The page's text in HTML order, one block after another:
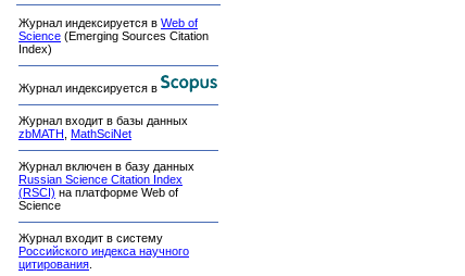
Журнал индексируется в Web of
Science (Emerging Sources Citation
Index)
Журнал индексируется в
Журнал входит в базы данных
zbMATH
MathSciNet
Журнал включен в базу данных
Russian Science Citation Index
(RSCI) на платформе Web of
Science
Журнал входит в систему
Российского индекса научного
цитирования.